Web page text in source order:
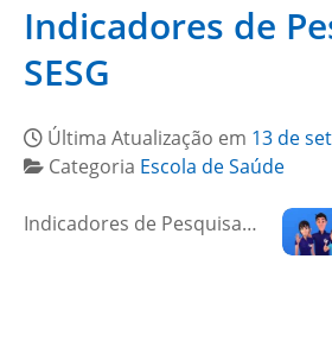
Indicadores de
SESG
Última Atualização em 13 de
Categoria Escola de Saúde
Indicadores de Pesquisa…